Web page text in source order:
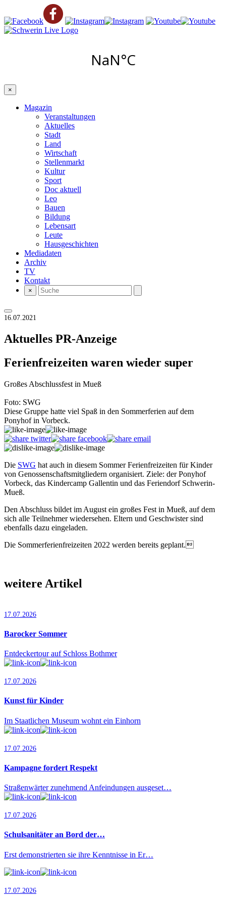
×
Magazin
Veranstaltungen
Aktuelles
Stadt
Land
Wirtschaft
Stellenmarkt
Kultur
Sport
Doc aktuell
Leo
Bauen
Bildung
Lebensart
Leute
Hausgeschichten
Mediadaten
Archiv
TV
Kontakt
×
16.07.2021
Aktuelles PR-Anzeige
Ferienfreizeiten waren wieder super
Großes Abschlussfest in Mueß
Foto: SWG
Diese Gruppe hatte viel Spaß in den Sommerferien auf dem
Ponyhof in Vorbeck.
Die SWG hat auch in diesem Sommer Ferienfreizeiten für Kinder
von Genossenschaftsmitgliedern organisiert. Ziele: der Ponyhof
Vorbeck, das Kindercamp Gallentin und das Feriendorf Schwerin-
Mueß.
Den Abschluss bildet im August ein großes Fest in Mueß, auf dem
sich alle Teilnehmer wiedersehen. Eltern und Geschwister sind
ebenfalls dazu eingeladen.
Die Sommerferienfreizeiten 2022 werden bereits geplant.
weitere Artikel
17.07.2026
Barocker Sommer
Entdeckertour auf Schloss Bothmer
17.07.2026
Kunst für Kinder
Im Staatlichen Museum wohnt ein Einhorn
17.07.2026
Kampagne fordert Respekt
Straßenwärter zunehmend Anfeindungen ausgeset…
17.07.2026
Schulsanitäter an Bord der…
Erst demonstrierten sie ihre Kenntnisse in Er…
17.07.2026